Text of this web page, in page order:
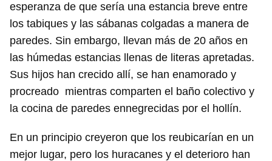
esperanza de que sería una estancia breve entre
los tabiques y las sábanas colgadas a manera de
paredes. Sin embargo, llevan más de 20 años en
las húmedas estancias llenas de literas apretadas.
Sus hijos han crecido allí, se han enamorado y
procreado mientras comparten el baño colectivo y
la cocina de paredes ennegrecidas por el hollín.
En un principio creyeron que los reubicarían en un
mejor lugar, pero los huracanes y el deterioro han